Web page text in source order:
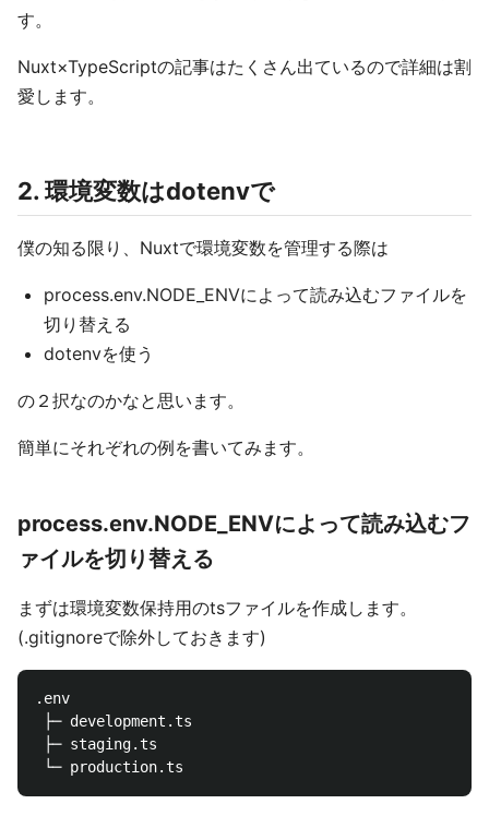
す。
Nuxt×TypeScriptの記事はたくさん出ているので詳細は割
愛します。
2. 環境変数はdotenvで
僕の知る限り、Nuxtで環境変数を管理する際は
process.env.NODE_ENVによって読み込むファイルを
切り替える
dotenvを使う
の２択なのかなと思います。
簡単にそれぞれの例を書いてみます。
process.env.NODE_ENVによって読み込むフ
ァイルを切り替える
まずは環境変数保持用のtsファイルを作成します。
(.gitignoreで除外しておきます)
.env
├─ development.ts
├─ staging.ts